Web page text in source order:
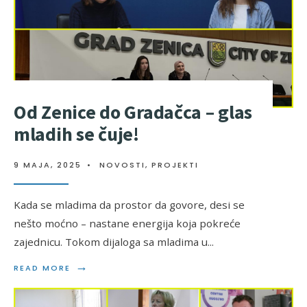
Od Zenice do Gradačca – glas
mladih se čuje!
9 MAJA, 2025 • NOVOSTI, PROJEKTI
Kada se mladima da prostor da govore, desi se
nešto moćno – nastane energija koja pokreće
zajednicu. Tokom dijaloga sa mladima u...
READ MORE →